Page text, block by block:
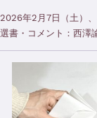
2026年2月7日（土）、
選書・コメント：西澤